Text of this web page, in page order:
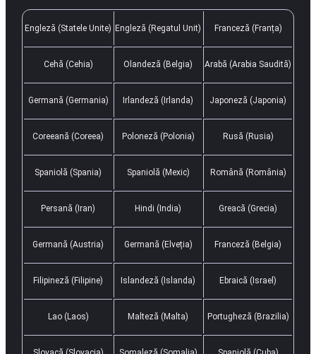
Engleză (Statele Unite) Engleză (Regatul Unit) Franceză (Franța)
Cehă (Cehia) Olandeză (Belgia) Arabă (Arabia Saudită)
Germană (Germania) Irlandeză (Irlanda) Japoneză (Japonia)
Coreeană (Coreea) Poloneză (Polonia) Rusă (Rusia)
Spaniolă (Spania) Spaniolă (Mexic) Română (România)
Persană (Iran) Hindi (India) Greacă (Grecia)
Germană (Austria) Germană (Elveția) Franceză (Belgia)
Filipineză (Filipine) Islandeză (Islanda) Ebraică (Israel)
Lao (Laos) Malteză (Malta) Portugheză (Brazilia)